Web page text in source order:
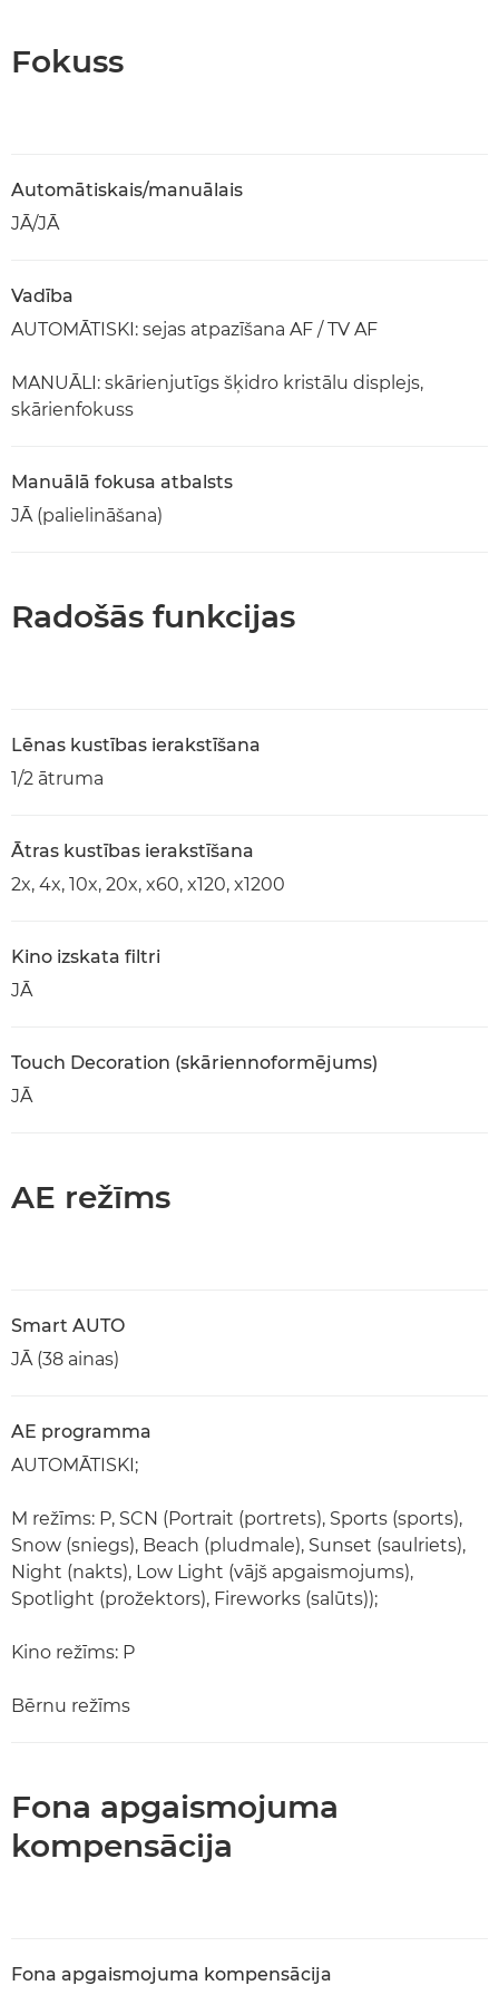
Fokuss
Automātiskais/manuālais
JĀ/JĀ
Vadība
AUTOMĀTISKI: sejas atpazīšana AF / TV AF
MANUĀLI: skārienjutīgs šķidro kristālu displejs,
skārienfokuss
Manuālā fokusa atbalsts
JĀ (palielināšana)
Radošās funkcijas
Lēnas kustības ierakstīšana
1/2 ātruma
Ātras kustības ierakstīšana
2x, 4x, 10x, 20x, x60, x120, x1200
Kino izskata filtri
JĀ
Touch Decoration (skāriennoformējums)
JĀ
AE režīms
Smart AUTO
JĀ (38 ainas)
AE programma
AUTOMĀTISKI;
M režīms: P, SCN (Portrait (portrets), Sports (sports),
Snow (sniegs), Beach (pludmale), Sunset (saulriets),
Night (nakts), Low Light (vājš apgaismojums),
Spotlight (prožektors), Fireworks (salūts));
Kino režīms: P
Bērnu režīms
Fona apgaismojuma
kompensācija
Fona apgaismojuma kompensācija